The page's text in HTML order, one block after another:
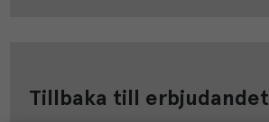
Tillbaka till erbjudandet